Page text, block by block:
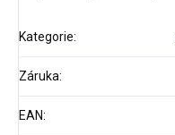
Kategorie:
Záruka:
EAN: